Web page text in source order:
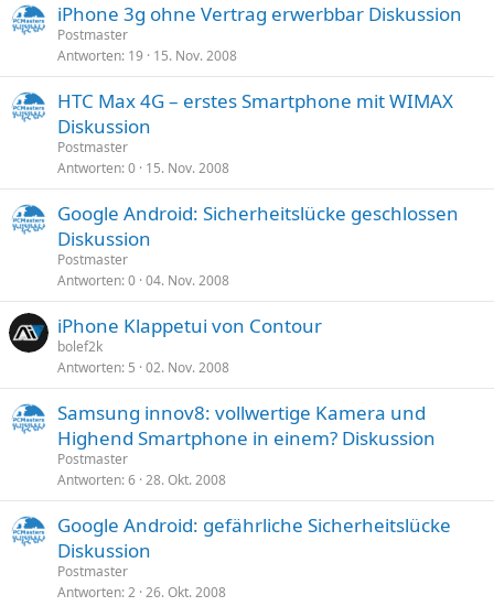
iPhone 3g ohne Vertrag erwerbbar Diskussion
Postmaster
Antworten 19 15. Nov. 2008
HTC Max 4G – erstes Smartphone mit WIMAX
Diskussion
Postmaster
Antworten 0 15. Nov. 2008
Google Android: Sicherheitslücke geschlossen
Diskussion
Postmaster
Antworten 0 04. Nov. 2008
iPhone Klappetui von Contour
bolef2k
Antworten 5 02. Nov. 2008
Samsung innov8: vollwertige Kamera und
Highend Smartphone in einem? Diskussion
Postmaster
Antworten 6 28. Okt. 2008
Google Android: gefährliche Sicherheitslücke
Diskussion
Postmaster
Antworten 2 26. Okt. 2008